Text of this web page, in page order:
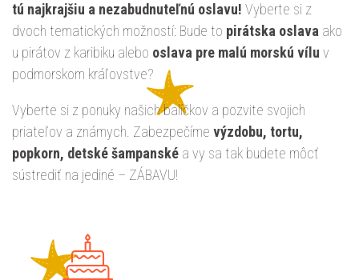
tú najkrajšiu a nezabudnuteľnú oslavu! Vyberte si z
dvoch tematických možností: Bude to pirátska oslava ako
u pirátov z karibiku alebo oslava pre malú morskú vílu v
podmorskom kráľovstve?
Vyberte si z ponuky našich balíčkov a pozvite svojich
priateľov a známych. Zabezpečíme výzdobu, tortu,
popkorn, detské šampanské a vy sa tak budete môcť
sústrediť na jediné – ZÁBAVU!